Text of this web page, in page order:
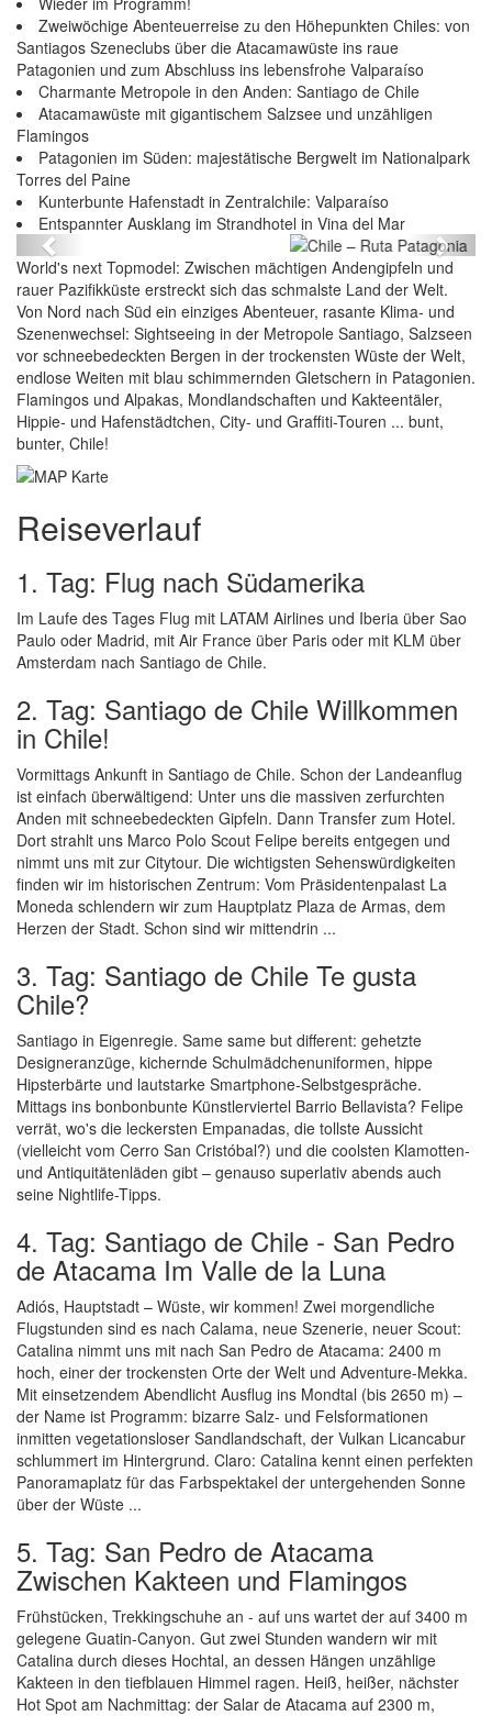
Zweiwöchige Abenteuerreise zu den Höhepunkten Chiles: von
Santiagos Szeneclubs über die Atacamawüste ins raue
Patagonien und zum Abschluss ins lebensfrohe Valparaíso
Charmante Metropole in den Anden: Santiago de Chile
Atacamawüste mit gigantischem Salzsee und unzähligen
Flamingos
Patagonien im Süden: majestätische Bergwelt im Nationalpark
Torres del Paine
Kunterbunte Hafenstadt in Zentralchile: Valparaíso
Entspannter Ausklang im Strandhotel in Vina del Mar
Chile – Ruta Patagonia
Previous Next
World's next Topmodel: Zwischen mächtigen Andengipfeln und
rauer Pazifikküste erstreckt sich das schmalste Land der Welt.
Von Nord nach Süd ein einziges Abenteuer, rasante Klima- und
Szenenwechsel: Sightseeing in der Metropole Santiago, Salzseen
vor schneebedeckten Bergen in der trockensten Wüste der Welt,
endlose Weiten mit blau schimmernden Gletschern in Patagonien.
Flamingos und Alpakas, Mondlandschaften und Kakteentäler,
Hippie- und Hafenstädtchen, City- und Graffiti-Touren ... bunt,
bunter, Chile!
Reiseverlauf
1. Tag: Flug nach Südamerika
Im Laufe des Tages Flug mit LATAM Airlines und Iberia über Sao
Paulo oder Madrid, mit Air France über Paris oder mit KLM über
Amsterdam nach Santiago de Chile.
2. Tag: Santiago de Chile Willkommen
in Chile!
Vormittags Ankunft in Santiago de Chile. Schon der Landeanflug
ist einfach überwältigend: Unter uns die massiven zerfurchten
Anden mit schneebedeckten Gipfeln. Dann Transfer zum Hotel.
Dort strahlt uns Marco Polo Scout Felipe bereits entgegen und
nimmt uns mit zur Citytour. Die wichtigsten Sehenswürdigkeiten
finden wir im historischen Zentrum: Vom Präsidentenpalast La
Moneda schlendern wir zum Hauptplatz Plaza de Armas, dem
Herzen der Stadt. Schon sind wir mittendrin ...
3. Tag: Santiago de Chile Te gusta
Chile?
Santiago in Eigenregie. Same same but different: gehetzte
Designeranzüge, kichernde Schulmädchenuniformen, hippe
Hipsterbärte und lautstarke Smartphone-Selbstgespräche.
Mittags ins bonbonbunte Künstlerviertel Barrio Bellavista? Felipe
verrät, wo's die leckersten Empanadas, die tollste Aussicht
(vielleicht vom Cerro San Cristóbal?) und die coolsten Klamotten-
und Antiquitätenläden gibt – genauso superlativ abends auch
seine Nightlife-Tipps.
4. Tag: Santiago de Chile - San Pedro
de Atacama Im Valle de la Luna
Adiós, Hauptstadt – Wüste, wir kommen! Zwei morgendliche
Flugstunden sind es nach Calama, neue Szenerie, neuer Scout:
Catalina nimmt uns mit nach San Pedro de Atacama: 2400 m
hoch, einer der trockensten Orte der Welt und Adventure-Mekka.
Mit einsetzendem Abendlicht Ausflug ins Mondtal (bis 2650 m) –
der Name ist Programm: bizarre Salz- und Felsformationen
inmitten vegetationsloser Sandlandschaft, der Vulkan Licancabur
schlummert im Hintergrund. Claro: Catalina kennt einen perfekten
Panoramaplatz für das Farbspektakel der untergehenden Sonne
über der Wüste ...
5. Tag: San Pedro de Atacama
Zwischen Kakteen und Flamingos
Frühstücken, Trekkingschuhe an - auf uns wartet der auf 3400 m
gelegene Guatin-Canyon. Gut zwei Stunden wandern wir mit
Catalina durch dieses Hochtal, an dessen Hängen unzählige
Kakteen in den tiefblauen Himmel ragen. Heiß, heißer, nächster
Hot Spot am Nachmittag: der Salar de Atacama auf 2300 m,